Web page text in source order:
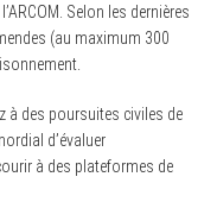
Selon les dernières
(au maximum 300
à des poursuites civiles de
d’évaluer
à des plateformes de